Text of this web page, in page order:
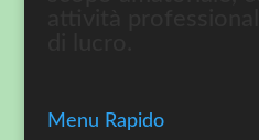
Menu Rapido